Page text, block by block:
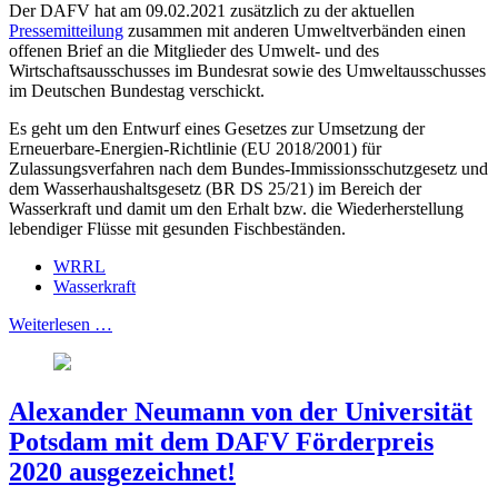
Der DAFV hat am 09.02.2021 zusätzlich zu der aktuellen
Pressemitteilung zusammen mit anderen Umweltverbänden einen
offenen Brief an die Mitglieder des Umwelt- und des
Wirtschaftsausschusses im Bundesrat sowie des Umweltausschusses
im Deutschen Bundestag verschickt.
Es geht um den Entwurf eines Gesetzes zur Umsetzung der
Erneuerbare-Energien-Richtlinie (EU 2018/2001) für
Zulassungsverfahren nach dem Bundes-Immissionsschutzgesetz und
dem Wasserhaushaltsgesetz (BR DS 25/21) im Bereich der
Wasserkraft und damit um den Erhalt bzw. die Wiederherstellung
lebendiger Flüsse mit gesunden Fischbeständen.
WRRL
Wasserkraft
Weiterlesen …
Alexander Neumann von der Universität
Potsdam mit dem DAFV Förderpreis
2020 ausgezeichnet!